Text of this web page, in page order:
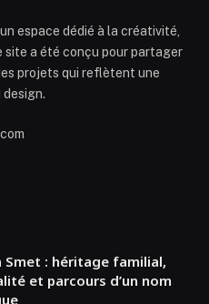
espace dédié à la créativité,
site a été conçu pour partager
projets qui reflètent une
Smet : héritage familial,
et parcours d’un nom